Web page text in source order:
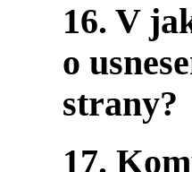
16. V
o
strany?
17.